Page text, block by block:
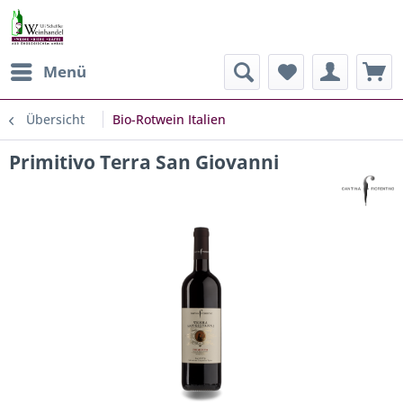
Menü
Übersicht Bio-Rotwein Italien
Primitivo Terra San Giovanni